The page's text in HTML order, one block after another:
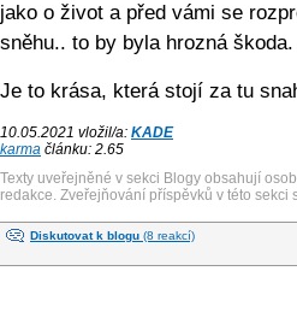
jako o život a před vámi se
sněhu.. to by byla hrozná škoda.
Je to krása, která stojí za tu
10.05.2021 vložil/a: KADE
karma článku: 2.65
Texty uveřejněné v sekci Blogy obsahují
redakce. Zveřejňování příspěvků v této sekci
Diskutovat k blogu (8 reakcí)